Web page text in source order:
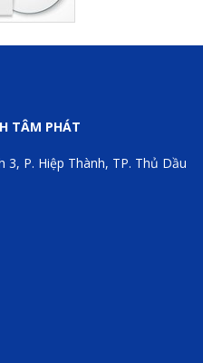
TÂM PHÁT
3, P. Hiệp Thành, TP. Thủ Dầu